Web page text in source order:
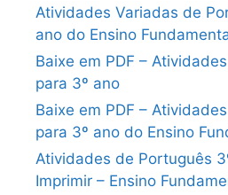
Atividades Variadas de
ano do Ensino
Baixe em PDF –
para 3º ano
Baixe em PDF –
para 3º ano do Ensino
Atividades de Português
Imprimir – Ensino